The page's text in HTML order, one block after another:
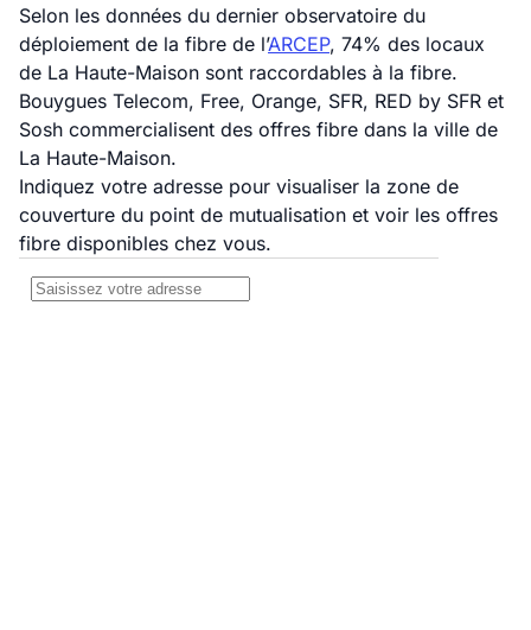
Selon les données du dernier observatoire du
déploiement de la fibre de l’ARCEP, 74% des locaux
de La Haute-Maison sont raccordables à la fibre.
Bouygues Telecom, Free, Orange, SFR, RED by SFR et
Sosh commercialisent des offres fibre dans la ville de
La Haute-Maison.
Indiquez votre adresse pour visualiser la zone de
couverture du point de mutualisation et voir les offres
fibre disponibles chez vous.